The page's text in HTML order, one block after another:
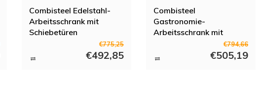
Combisteel Edelstahl-
Arbeitsschrank mit
Schiebetüren
€775,25
€492,85
Combisteel
Gastronomie-
Arbeitsschrank mit
80x70x(H)85cm
€794,66
€505,19